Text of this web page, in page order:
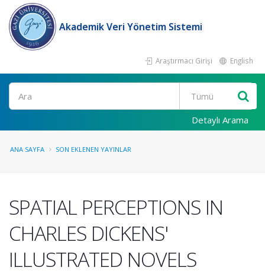
Akademik Veri Yönetim Sistemi
Araştırmacı Girişi English
Ara
Detaylı Arama
ANA SAYFA SON EKLENEN YAYINLAR
SPATIAL PERCEPTIONS IN
CHARLES DICKENS'
ILLUSTRATED NOVELS